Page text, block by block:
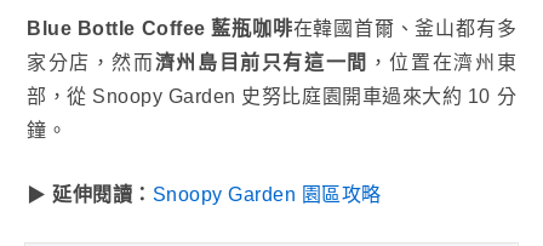
Blue Bottle Coffee 藍瓶咖啡在韓國首爾、釜山都有多
家分店，然而濟州島目前只有這一間 ，位置在濟州東
部，從 Snoopy Garden 史努比庭園開車過來大約 10 分
鐘。
▶ 延伸閱讀： Snoopy Garden 園區攻略